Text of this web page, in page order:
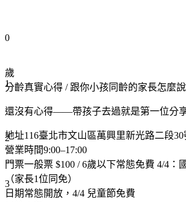
0
1
2
3
歲
分齡真實心得 / 跟你小孩同齡的家長怎麼說
還沒有心得——帶孩子去過就是第一位分
地址116臺北市文山區萬興里新光路二段30
營業時間9:00–17:00
門票一般票 $100 / 6歲以下常態免費 4/4：
（家長1位同免）
日期常態開放，4/4 兒童節免費